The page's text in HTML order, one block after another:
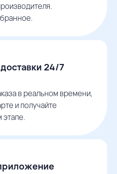
24/7
в реальном времени,
и получайте